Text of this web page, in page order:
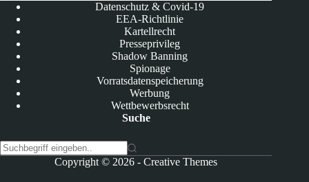
Datenschutz & Covid-19
EEA-Richtlinie
Kartellrecht
Presseprivileg
Shadow Banning
Spionage
Vorratsdatenspeicherung
Werbung
Wettbewerbsrecht
Suche
Copyright © 2026 -Creative Themes